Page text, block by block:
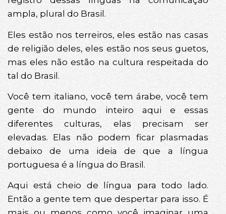
ampla, plural do Brasil.
Eles estão nos terreiros, eles estão nas casas
de religião deles, eles estão nos seus guetos,
mas eles não estão na cultura respeitada do
tal do Brasil.
Você tem italiano, você tem árabe, você tem
gente do mundo inteiro aqui e essas
diferentes culturas, elas precisam ser
elevadas. Elas não podem ficar plasmadas
debaixo de uma ideia de que a língua
portuguesa é a língua do Brasil.
Aqui está cheio de língua para todo lado.
Então a gente tem que despertar para isso. É